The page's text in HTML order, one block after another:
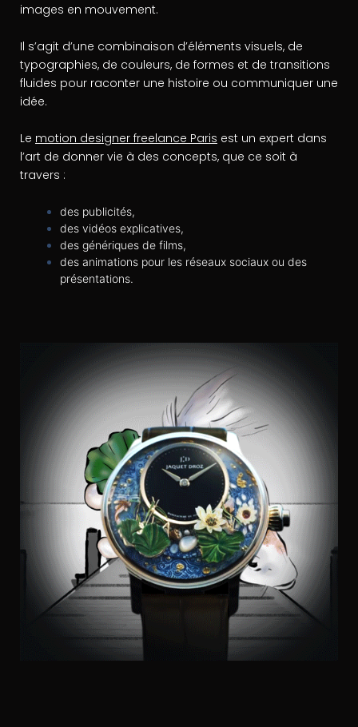
images en mouvement.
Il s’agit d’une combinaison d’éléments visuels, de
typographies, de couleurs, de formes et de transitions
fluides pour raconter une histoire ou communiquer une
idée.
Le motion designer freelance Paris est un expert dans
l’art de donner vie à des concepts, que ce soit à
travers :
des publicités,
des vidéos explicatives,
des génériques de films,
des animations pour les réseaux sociaux ou des
présentations.